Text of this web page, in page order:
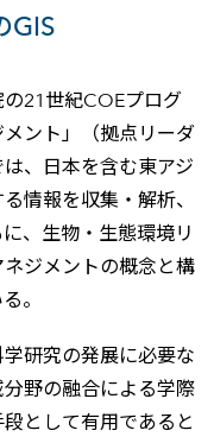
GIS
21世紀COEプログ
ント」（拠点リーダ
、日本を含む東アジ
情報を収集・解析、
、生物・生態環境リ
ジメントの概念と構
。
研究の発展に必要な
野の融合による学際
として有用であると